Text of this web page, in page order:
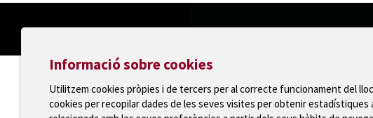
Informació sobre cookies
Utilitzem cookies pròpies i de tercers per al correcte funcionament del
cookies per recopilar dades de les seves visites per obtenir